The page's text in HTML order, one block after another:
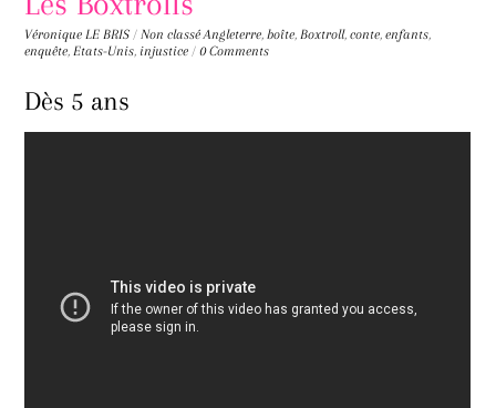
Véronique LE BRIS / Non classé Angleterre,boîte,Boxtroll,conte,enfants,
enquête,Etats-Unis, injustice / 0 Comments
Dès 5 ans